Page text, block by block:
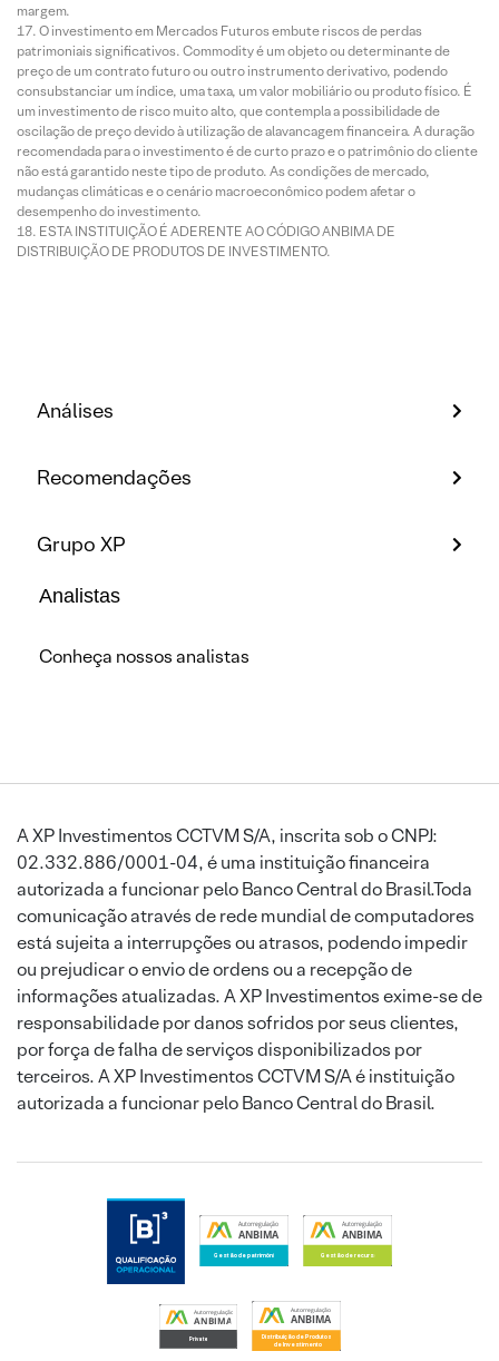
margem.
O investimento em Mercados Futuros embute riscos de perdas
patrimoniais significativos. Commodity é um objeto ou determinante de
preço de um contrato futuro ou outro instrumento derivativo, podendo
consubstanciar um índice, uma taxa, um valor mobiliário ou produto físico. É
um investimento de risco muito alto, que contempla a possibilidade de
oscilação de preço devido à utilização de alavancagem financeira. A duração
recomendada para o investimento é de curto prazo e o patrimônio do cliente
não está garantido neste tipo de produto. As condições de mercado,
mudanças climáticas e o cenário macroeconômico podem afetar o
desempenho do investimento.
ESTA INSTITUIÇÃO É ADERENTE AO CÓDIGO ANBIMA DE
DISTRIBUIÇÃO DE PRODUTOS DE INVESTIMENTO.
Análises
Recomendações
Grupo XP
Analistas
Conheça nossos analistas
A XP Investimentos CCTVM S/A, inscrita sob o CNPJ:
02.332.886/0001-04, é uma instituição financeira
autorizada a funcionar pelo Banco Central do Brasil.Toda
comunicação através de rede mundial de computadores
está sujeita a interrupções ou atrasos, podendo impedir
ou prejudicar o envio de ordens ou a recepção de
informações atualizadas. A XP Investimentos exime-se de
responsabilidade por danos sofridos por seus clientes,
por força de falha de serviços disponibilizados por
terceiros. A XP Investimentos CCTVM S/A é instituição
autorizada a funcionar pelo Banco Central do Brasil.